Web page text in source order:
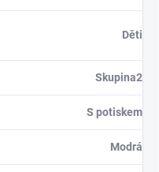
Děti
Skupina2
S potiskem
Modrá